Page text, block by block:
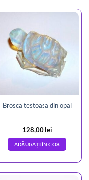
Brosca testoasa din opal
128,00 lei
ADĂUGAȚI ÎN COȘ